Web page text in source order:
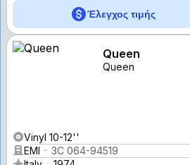
Έλεγχος τιμής
Queen
Queen
Vinyl 10-12''
EMI
3C 064-94519